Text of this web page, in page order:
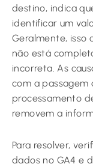
destino, indica
identificar um
Geralmente, isso
não está
incorreta. As
com a passagem
processamento
removem a
Para resolver,
dados no GA4 e